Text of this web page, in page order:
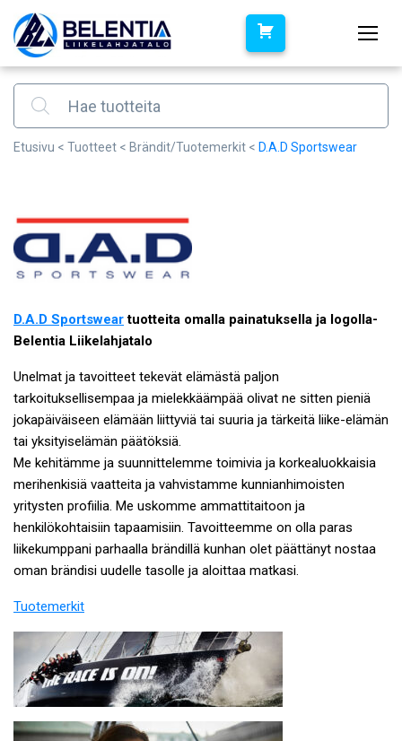
Products search
Etusivu < Tuotteet < Brändit/Tuotemerkit < D.A.D Sportswear
D.A.D Sportsweartuotteita omalla painatuksella ja logolla-
Belentia Liikelahjatalo
Unelmat ja tavoitteet tekevät elämästä paljon
tarkoituksellisempaa ja mielekkäämpää olivat ne sitten pieniä
jokapäiväiseen elämään liittyviä tai suuria ja tärkeitä liike-elämän
tai yksityiselämän päätöksiä.
Me kehitämme ja suunnittelemme toimivia ja korkealuokkaisia
merihenkisiä vaatteita ja vahvistamme kunnianhimoisten
yritysten profiilia. Me uskomme ammattitaitoon ja
henkilökohtaisiin tapaamisiin. Tavoitteemme on olla paras
liikekumppani parhaalla brändillä kunhan olet päättänyt nostaa
oman brändisi uudelle tasolle ja aloittaa matkasi.
Tuotemerkit